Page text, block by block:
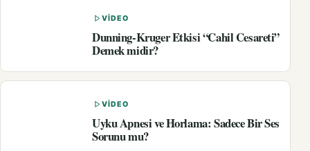
VIDEO
Dunning-Kruger Etkisi “Cahil Cesareti”
Demek midir?
VIDEO
Uyku Apnesi ve Horlama: Sadece Bir Ses
Sorunu mu?